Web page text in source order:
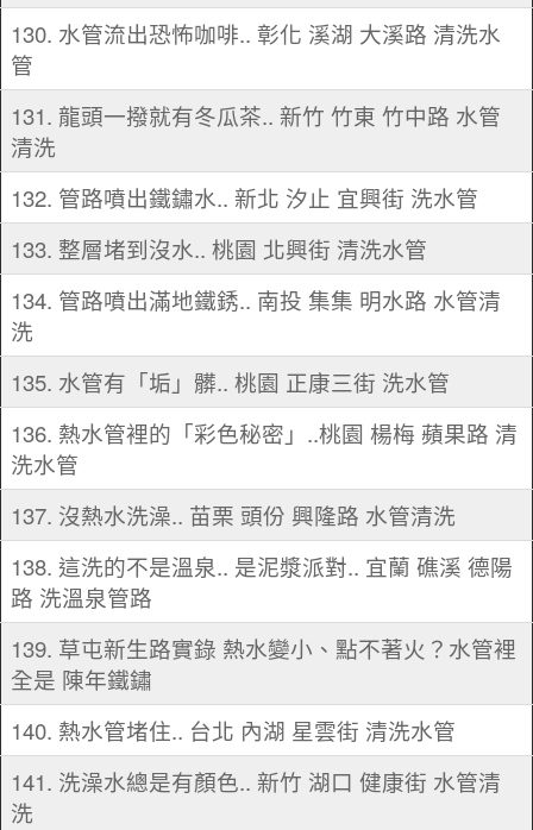
130. 水管流出恐怖咖啡.. 彰化 溪湖 大溪路 清洗水
管
131. 龍頭一撥就有冬瓜茶.. 新竹 竹東 竹中路 水管
清洗
132. 管路噴出鐵鏽水.. 新北 汐止 宜興街 洗水管
133. 整層堵到沒水.. 桃園 北興街 清洗水管
134. 管路噴出滿地鐵銹.. 南投 集集 明水路 水管清
洗
135. 水管有「垢」髒.. 桃園 正康三街 洗水管
136. 熱水管裡的「彩色秘密」..桃園 楊梅 蘋果路 清
洗水管
137. 沒熱水洗澡.. 苗栗 頭份 興隆路 水管清洗
138. 這洗的不是溫泉.. 是泥漿派對.. 宜蘭 礁溪 德陽
路 洗溫泉管路
139. 草屯新生路實錄 熱水變小、點不著火？水管裡
全是 陳年鐵鏽
140. 熱水管堵住.. 台北 內湖 星雲街 清洗水管
141. 洗澡水總是有顏色.. 新竹 湖口 健康街 水管清
洗